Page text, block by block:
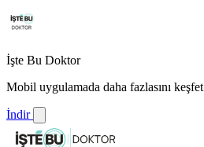
İşte Bu Doktor
Mobil uygulamada daha fazlasını keşfet
İndir